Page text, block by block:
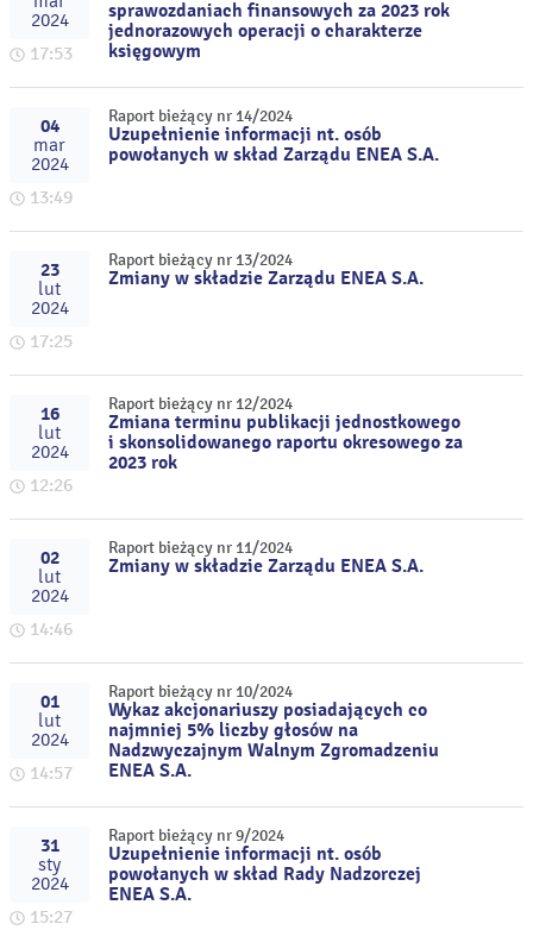
2024
17:53
sprawozdaniach finansowych za 2023 rok
jednorazowych operacji o charakterze
księgowym
04
mar
2024
13:49
Raport bieżący nr 14/2024
Uzupełnienie informacji nt. osób
powołanych w skład Zarządu ENEA S.A.
23
lut
2024
17:25
Raport bieżący nr 13/2024
Zmiany w składzie Zarządu ENEA S.A.
16
lut
2024
12:26
Raport bieżący nr 12/2024
Zmiana terminu publikacji jednostkowego
i skonsolidowanego raportu okresowego za
2023 rok
02
lut
2024
14:46
Raport bieżący nr 11/2024
Zmiany w składzie Zarządu ENEA S.A.
01
lut
2024
14:57
Raport bieżący nr 10/2024
Wykaz akcjonariuszy posiadających co
najmniej 5% liczby głosów na
Nadzwyczajnym Walnym Zgromadzeniu
ENEA S.A.
31
sty
2024
15:27
Raport bieżący nr 9/2024
Uzupełnienie informacji nt. osób
powołanych w skład Rady Nadzorczej
ENEA S.A.